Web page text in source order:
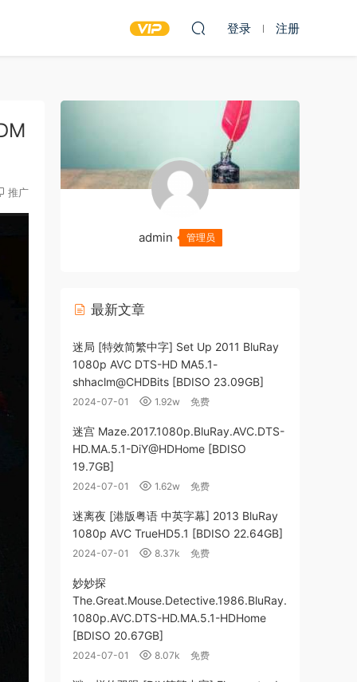
登录 注册
推广
admin 管理员
最新文章
迷局 [特效简繁中字] Set Up 2011 BluRay
1080p AVC DTS-HD MA5.1-
shhaclm@CHDBits [BDISO 23.09GB]
2024-07-01 1.92w 免费
迷宫 Maze.2017.1080p.BluRay.AVC.DTS-
HD.MA.5.1-DiY@HDHome [BDISO
19.7GB]
2024-07-01 1.62w 免费
迷离夜 [港版粤语 中英字幕] 2013 BluRay
1080p AVC TrueHD5.1 [BDISO 22.64GB]
2024-07-01 8.37k 免费
妙妙探
The.Great.Mouse.Detective.1986.BluRay.
1080p.AVC.DTS-HD.MA.5.1-HDHome
[BDISO 20.67GB]
2024-07-01 8.07k 免费